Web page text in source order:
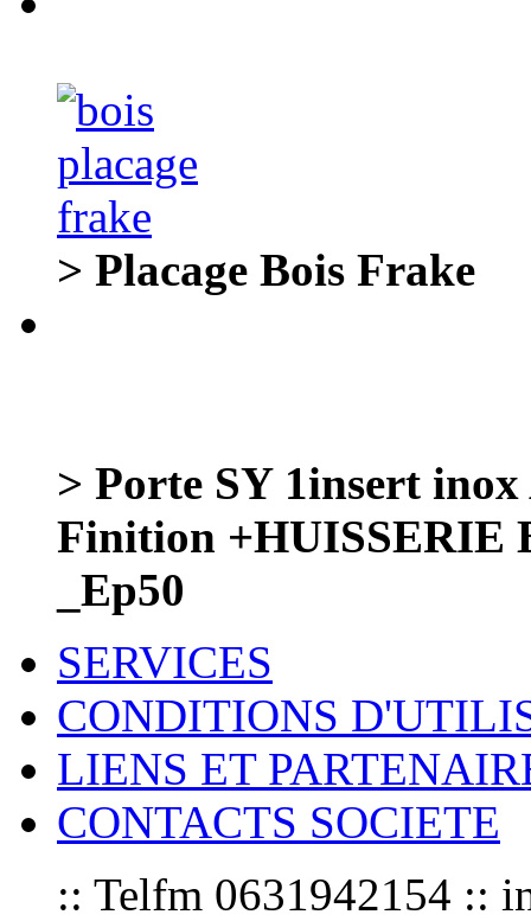
> Placage Bois Frake
> Porte SY 1insert
Finition +HUISSERIE
_Ep50
SERVICES
CONDITIONS
LIENS ET
CONTACTS SOCIETE
:: Telfm 0631942154 ::